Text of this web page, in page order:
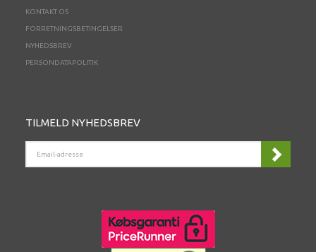
KONTAKT OS
FORRETNINGSBETINGELSER
NYHEDSBREV
PERSONDATAPOLITIK
TILMELD NYHEDSBREV
ADRESSE